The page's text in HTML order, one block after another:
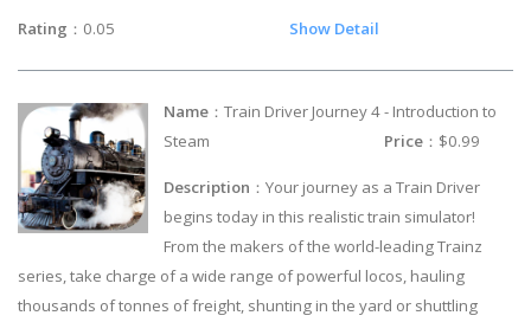
Rating ：0.05 Show Detail
Name ：Train Driver Journey 4 - Introduction to
Steam
Price ：$0.99
Description ：Your journey as a Train Driver
begins today in this realistic train simulator!
From the makers of the world-leading Trainz
series, take charge of a wide range of powerful locos, hauling
thousands of tonnes of freight, shunting in the yard or shuttling